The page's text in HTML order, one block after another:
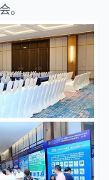
。